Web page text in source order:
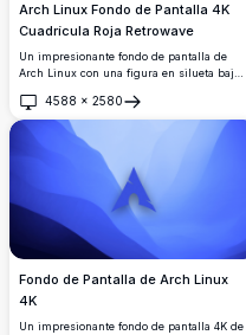
Arch Linux Fondo de Pantalla 4K
Cuadrícula Roja Retrowave
Un impresionante fondo de pantalla de
Arch Linux con una figura en silueta bajo
oscura cuadrícula de neón rojo retrowave.
Perfecto para los entusiastas del escritorio
que buscan una estética cyberpunk de alta
4588 × 2580
Abrir
Fondo de Pantalla de Arch Linux
4K
Un impresionante fondo de pantalla 4K de